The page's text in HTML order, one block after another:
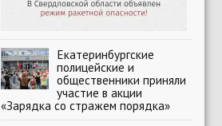
Екатеринбургские
полицейские и
общественники приняли
участие в акции
«Зарядка со стражем порядка»